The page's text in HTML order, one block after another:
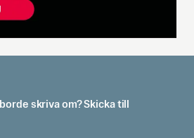
skriva om? Skicka till